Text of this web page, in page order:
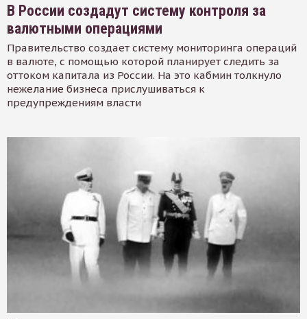
В России создадут систему контроля за
валютными операциями
Правительство создает систему мониторинга операций
в валюте, с помощью которой планирует следить за
оттоком капитала из России. На это кабмин толкнуло
нежелание бизнеса прислушиваться к
предупреждениям власти